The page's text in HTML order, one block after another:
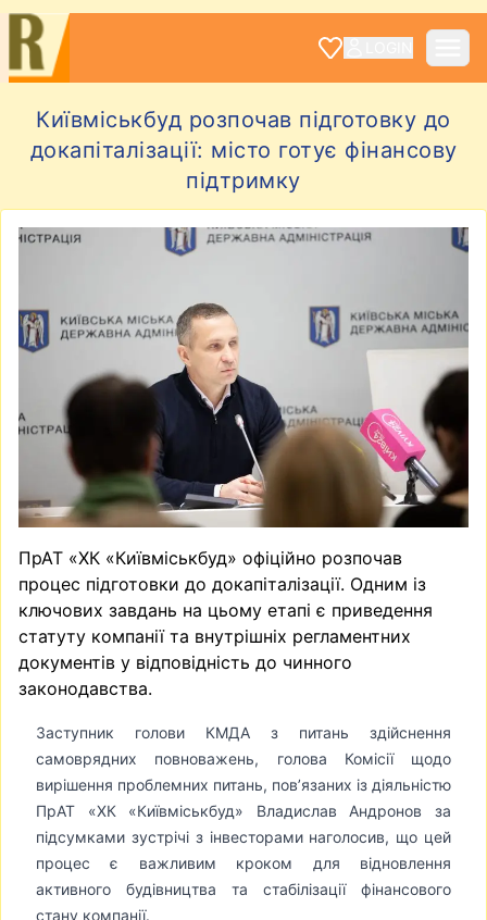
Київміськбуд розпочав підготовку до
докапіталізації: місто готує фінансову
підтримку
ПрАТ «ХК «Київміськбуд» офіційно розпочав
процес підготовки до докапіталізації. Одним із
ключових завдань на цьому етапі є приведення
статуту компанії та внутрішніх регламентних
документів у відповідність до чинного
законодавства.
Заступник голови КМДА з питань здійснення
самоврядних повноважень, голова Комісії щодо
вирішення проблемних питань, пов’язаних із діяльністю
ПрАТ «ХК «Київміськбуд» Владислав Андронов за
підсумками зустрічі з інвесторами наголосив, що цей
процес є важливим кроком для відновлення
активного будівництва та стабілізації фінансового
стану компанії.